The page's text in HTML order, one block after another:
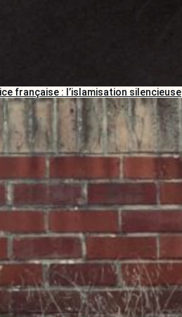
française : l’islamisation silencieuse